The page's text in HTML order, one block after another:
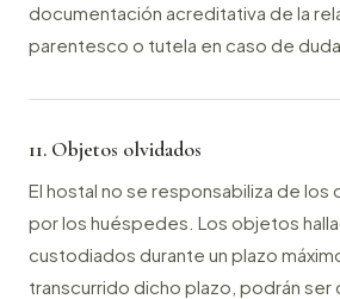
documentación acreditativa de la
parentesco o tutela en caso de duda.
11. Objetos olvidados
El hostal no se responsabiliza de
por los huéspedes. Los objetos
custodiados durante un plazo
transcurrido dicho plazo, podrán ser